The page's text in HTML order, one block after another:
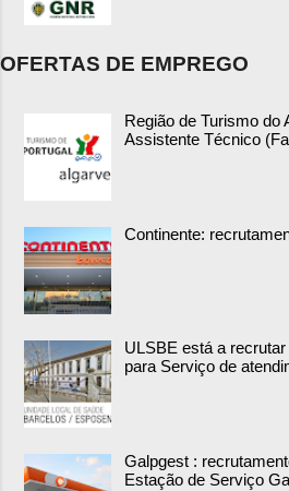
OFERTAS DE EMPREGO
Região de Turismo do
Assistente Técnico
Continente:
ULSBE está a
para Serviço de
Galpgest :
Estação de Serviço